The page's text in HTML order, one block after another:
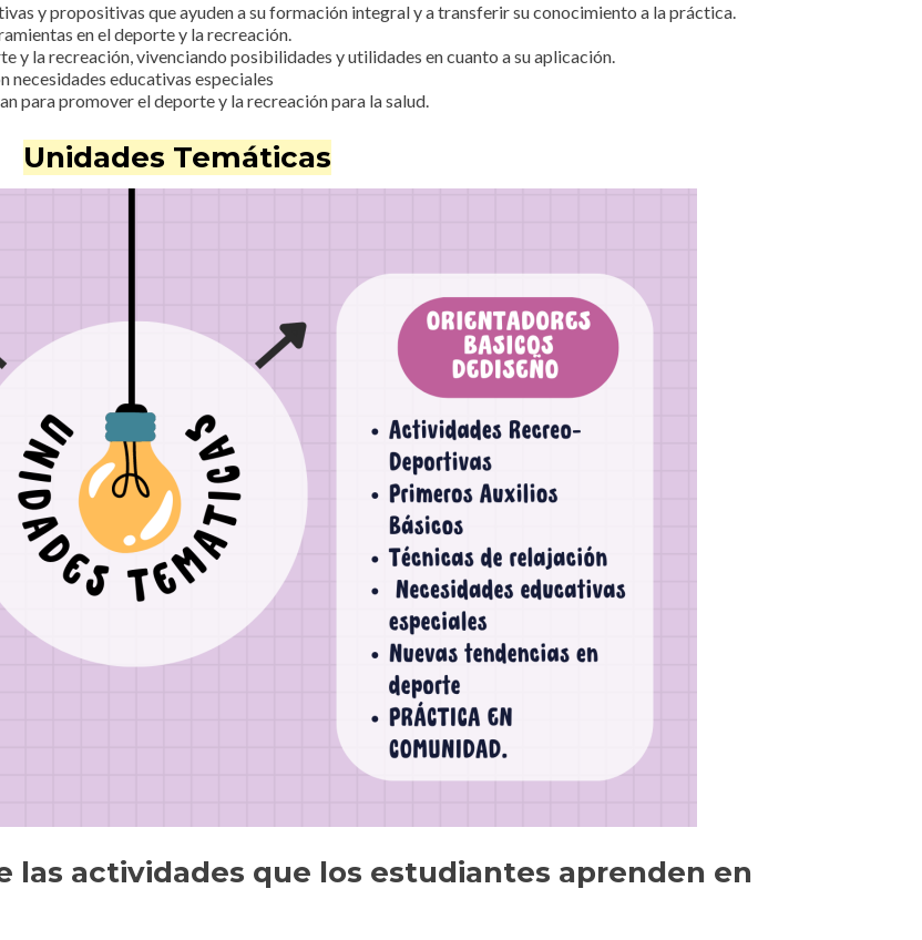
y propositivas que ayuden a su formación integral y a transferir su conocimiento a la práctica.
en el deporte y la recreación.
y la recreación, vivenciando posibilidades y utilidades en cuanto a su aplicación.
necesidades educativas especiales
para promover el deporte y la recreación para la salud.
Unidades Temáticas
las actividades que los estudiantes aprenden en